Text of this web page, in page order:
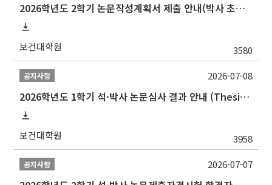
2026학년도 2학기 논문작성계획서 제출 안내(박사 초심 일정 포함)_Thesis Proposal
보건대학원 3580
공지사항
2026학년도 1학기 석·박사 논문심사 결과 안내 (Thesis Defense Result)
보건대학원 3958
2026-07-08
공지사항 2026-07-07